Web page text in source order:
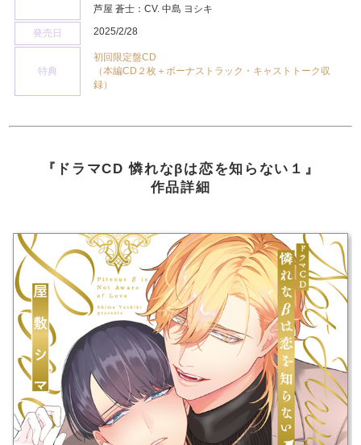
芦屋 蒼士：CV. 中島 ヨシキ
発売日 2025/2/28
特典
初回限定盤CD
（本編CD２枚＋ボーナストラック・キャストトーク収
録）
『ドラマCD 憐れなβは恋を知らない１』
作品詳細